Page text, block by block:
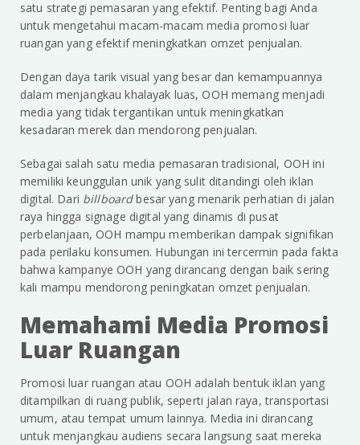
satu strategi pemasaran yang efektif. Penting bagi Anda
untuk mengetahui macam-macam media promosi luar
ruangan yang efektif meningkatkan omzet penjualan.
Dengan daya tarik visual yang besar dan kemampuannya
dalam menjangkau khalayak luas, OOH memang menjadi
media yang tidak tergantikan untuk meningkatkan
kesadaran merek dan mendorong penjualan.
Sebagai salah satu media pemasaran tradisional, OOH ini
memiliki keunggulan unik yang sulit ditandingi oleh iklan
digital. Dari billboardbesar yang menarik perhatian di jalan
raya hingga signage digital yang dinamis di pusat
perbelanjaan, OOH mampu memberikan dampak signifikan
pada perilaku konsumen. Hubungan ini tercermin pada fakta
bahwa kampanye OOH yang dirancang dengan baik sering
kali mampu mendorong peningkatan omzet penjualan.
Memahami Media Promosi
Luar Ruangan
Promosi luar ruangan atau OOH adalah bentuk iklan yang
ditampilkan di ruang publik, seperti jalan raya, transportasi
umum, atau tempat umum lainnya. Media ini dirancang
untuk menjangkau audiens secara langsung saat mereka